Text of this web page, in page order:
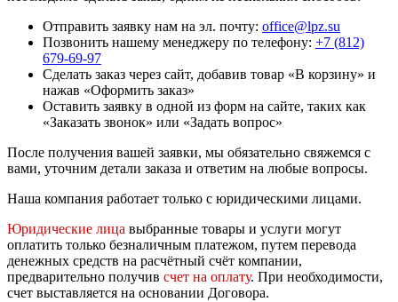
Отправить заявку нам на эл. почту: office@lpz.su
Позвонить нашему менеджеру по телефону: +7 (812)
679-69-97
Сделать заказ через сайт, добавив товар «В корзину» и
нажав «Оформить заказ»
Оставить заявку в одной из форм на сайте, таких как
«Заказать звонок» или «Задать вопрос»
После получения вашей заявки, мы обязательно свяжемся с
вами, уточним детали заказа и ответим на любые вопросы.
Наша компания работает только с юридическими лицами.
Юридические лица выбранные товары и услуги могут
оплатить только безналичным платежом, путем перевода
денежных средств на расчётный счёт компании,
предварительно получив счет на оплату. При необходимости,
счет выставляется на основании Договора.